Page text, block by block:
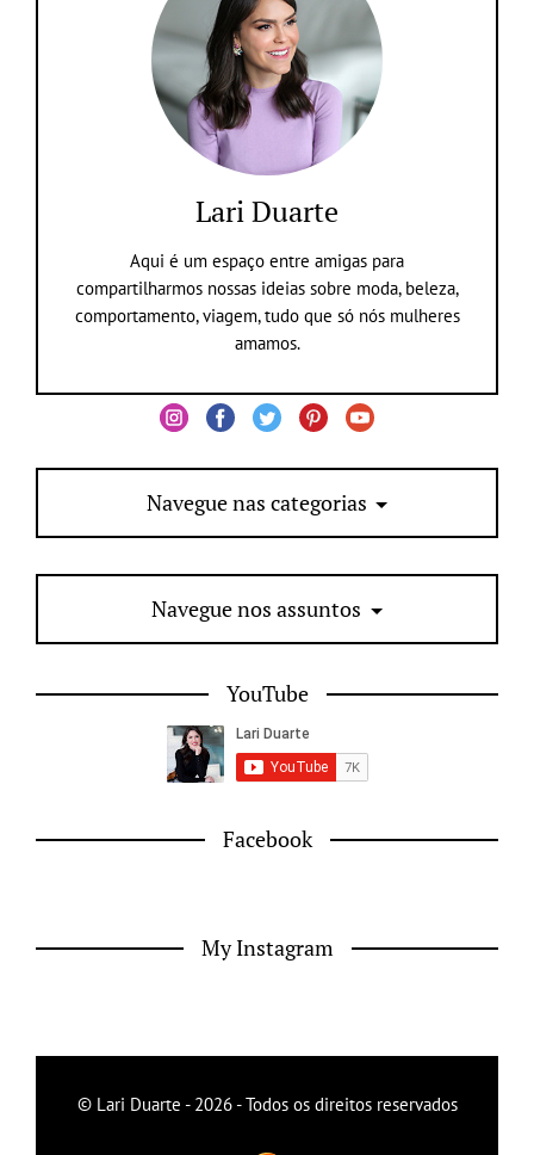
Lari Duarte
Aqui é um espaço entre amigas para
compartilharmos nossas ideias sobre moda, beleza,
comportamento, viagem, tudo que só nós mulheres
amamos.
Navegue nas categorias
Navegue nos assuntos
YouTube
Facebook
My Instagram
© Lari Duarte - 2026 - Todos os direitos reservados